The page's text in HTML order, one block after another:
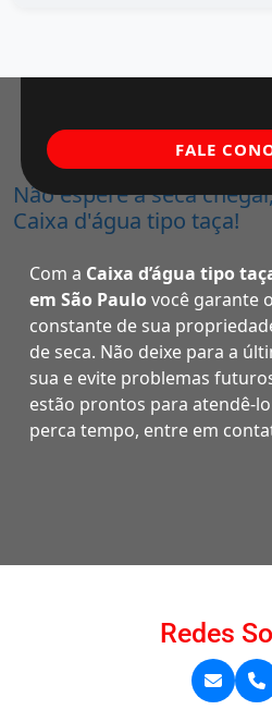
Não espere a seca
Caixa d'água tipo taça!
Com a Caixa d’água tipo
em São Paulovocê garante
constante de sua
de seca. Não deixe para a
sua e evite problemas
estão prontos para atendê-
perca tempo, entre em
FALE
Redes